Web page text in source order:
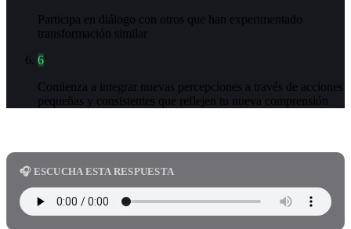
Participa en diálogo con otros que han experimentado
transformación similar
6
Comienza a integrar nuevas percepciones a través de acciones
pequeñas y consistentes que reflejen tu nueva comprensión
🎧 ESCUCHA ESTA RESPUESTA